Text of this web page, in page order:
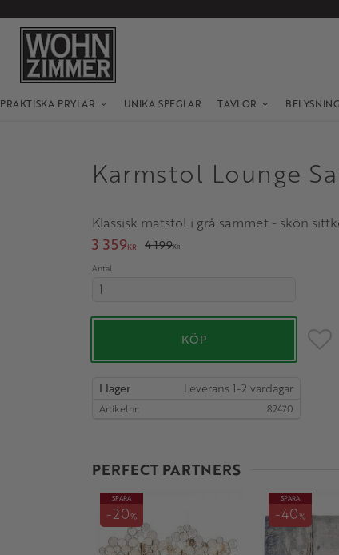
PRAKTISKA PRYLAR UNIKA SPEGLAR TAVLOR BELYSNING
Karmstol Lounge
Klassisk matstol i grå sammet - skön
Nedsatt pris:
3 359KR Ordinarie pris:
4 199KR
Antal
KÖP
I lager
Artikelnr 82470
PERFECT PARTNERS
SPARA
20%
SPARA
40%